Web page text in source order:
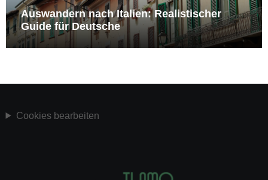
Auswandern nach Italien: Realistischer
Guide für Deutsche
Cookies bearbeiten